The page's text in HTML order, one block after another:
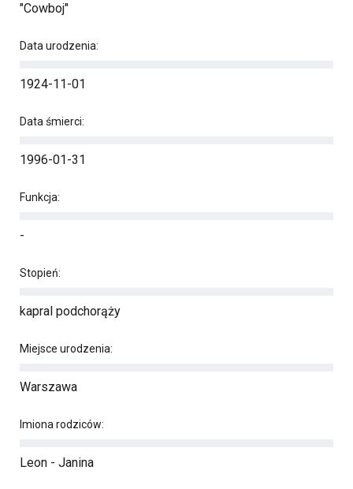
"Cowboj"
Data urodzenia:
1924-11-01
Data śmierci:
1996-01-31
Funkcja:
-
Stopień:
kapral podchorąży
Miejsce urodzenia:
Warszawa
Imiona rodziców:
Leon - Janina